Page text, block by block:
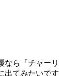
ら『チャーリ
出てみたいです